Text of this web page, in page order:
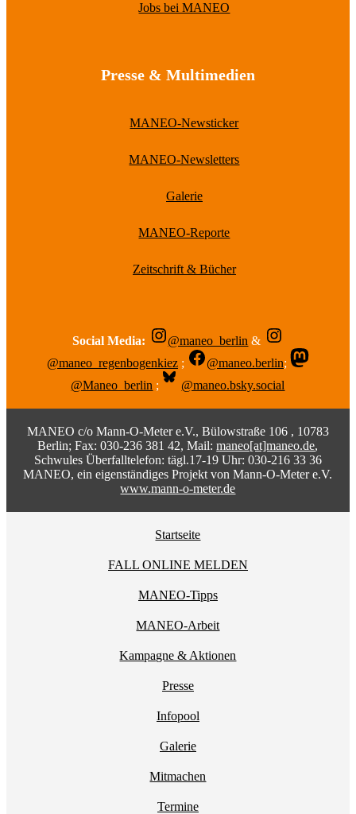
Jobs bei MANEO
Presse & Multimedien
MANEO-Newsticker
MANEO-Newsletters
Galerie
MANEO-Reporte
Zeitschrift & Bücher
Social Media: @maneo_berlin &
@maneo_regenbogenkiez ; @maneo.berlin;
@Maneo_berlin ; @maneo.bsky.social
MANEO c/o Mann-O-Meter e.V., Bülowstraße 106 , 10783
Berlin; Fax: 030-236 381 42, Mail:maneo[at]maneo.de,
Schwules Überfalltelefon: tägl.17-19 Uhr: 030-216 33 36
MANEO, ein eigenständiges Projekt von Mann-O-Meter e.V.
www.mann-o-meter.de
Startseite
FALL ONLINE MELDEN
MANEO-Tipps
MANEO-Arbeit
Kampagne & Aktionen
Presse
Infopool
Galerie
Mitmachen
Termine